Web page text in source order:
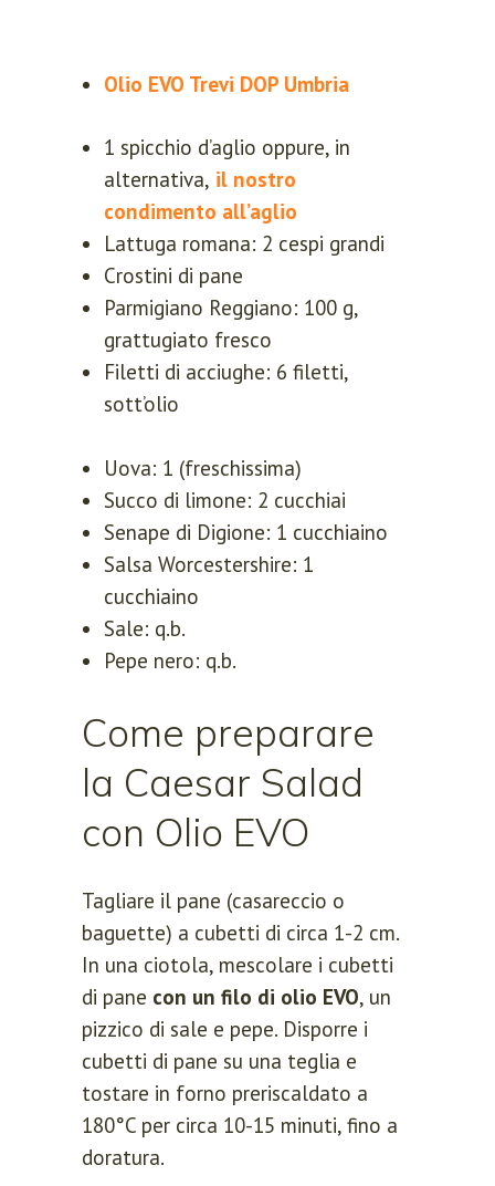
Olio EVO Trevi DOP Umbria
1 spicchio d’aglio oppure, in
alternativa, il nostro
condimento all’aglio
Lattuga romana: 2 cespi grandi
Crostini di pane
Parmigiano Reggiano: 100 g,
grattugiato fresco
Filetti di acciughe: 6 filetti,
sott’olio
Uova: 1 (freschissima)
Succo di limone: 2 cucchiai
Senape di Digione: 1 cucchiaino
Salsa Worcestershire: 1
cucchiaino
Sale: q.b.
Pepe nero: q.b.
Come preparare
la Caesar Salad
con Olio EVO
Tagliare il pane (casareccio o
baguette) a cubetti di circa 1-2 cm.
In una ciotola, mescolare i cubetti
di pane con un filo di olio EVO, un
pizzico di sale e pepe. Disporre i
cubetti di pane su una teglia e
tostare in forno preriscaldato a
180°C per circa 10-15 minuti, fino a
doratura.